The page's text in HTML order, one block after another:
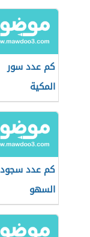
كم عدد سور
المكية
كم عدد سجود
السهو